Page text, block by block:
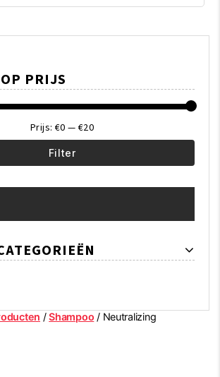
PRIJS
Filter
Prijs: €0 — €20
/Shampoo / Neutralizing